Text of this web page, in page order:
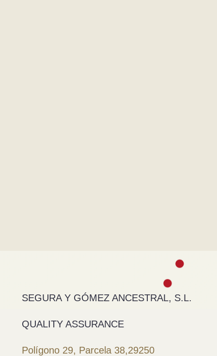
SEGURA Y GÓMEZ ANCESTRAL, S.L.
QUALITY ASSURANCE
Polígono 29, Parcela 38,29250